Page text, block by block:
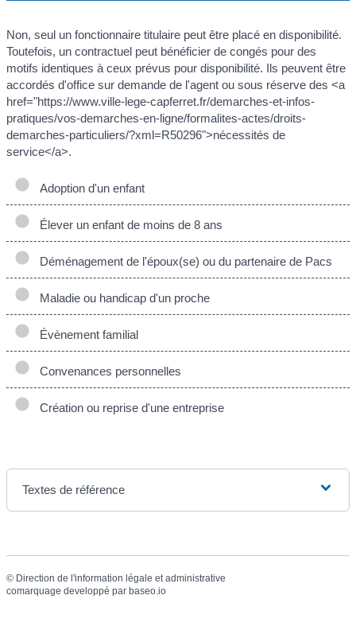
Non, seul un fonctionnaire titulaire peut être placé en disponibilité.
Toutefois, un contractuel peut bénéficier de congés pour des
motifs identiques à ceux prévus pour disponibilité. Ils peuvent être
accordés d'office sur demande de l'agent ou sous réserve des <a
href="https://www.ville-lege-capferret.fr/demarches-et-infos-
pratiques/vos-demarches-en-ligne/formalites-actes/droits-
demarches-particuliers/?xml=R50296">nécessités de
service</a>.
Adoption d'un enfant
Élever un enfant de moins de 8 ans
Déménagement de l'époux(se) ou du partenaire de Pacs
Maladie ou handicap d'un proche
Évènement familial
Convenances personnelles
Création ou reprise d'une entreprise
Textes de référence
© Direction de l'information légale et administrative
comarquage developpé par baseo.io